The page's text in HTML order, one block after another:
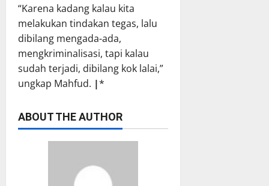
“Karena kadang kalau kita
melakukan tindakan tegas, lalu
dibilang mengada-ada,
mengkriminalisasi, tapi kalau
sudah terjadi, dibilang kok lalai,”
ungkap Mahfud. |*
ABOUT THE AUTHOR